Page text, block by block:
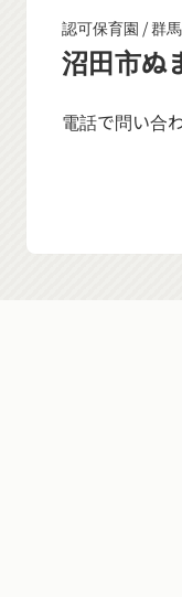
認可保育園 /群
沼田市ぬ
電話で問い合